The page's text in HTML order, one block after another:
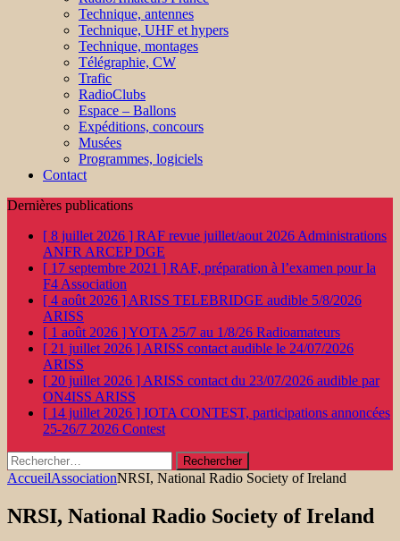
Technique, antennes
Technique, UHF et hypers
Technique, montages
Télégraphie, CW
Trafic
RadioClubs
Espace – Ballons
Expéditions, concours
Musées
Programmes, logiciels
Contact
Dernières publications
[ 8 juillet 2026 ] RAF revue juillet/aout 2026 Administrations
ANFR ARCEP DGE
[ 17 septembre 2021 ] RAF, préparation à l’examen pour la
F4 Association
[ 4 août 2026 ] ARISS TELEBRIDGE audible 5/8/2026
ARISS
[ 1 août 2026 ]YOTA 25/7 au 1/8/26 Radioamateurs
[ 21 juillet 2026 ] ARISS contact audible le 24/07/2026
ARISS
[ 20 juillet 2026 ] ARISS contact du 23/07/2026 audible par
ON4ISS ARISS
[ 14 juillet 2026 ] IOTA CONTEST, participations annoncées
25-26/7 2026 Contest
Rechercher :
AccueilAssociationNRSI, National Radio Society of Ireland
NRSI, National Radio Society of Ireland